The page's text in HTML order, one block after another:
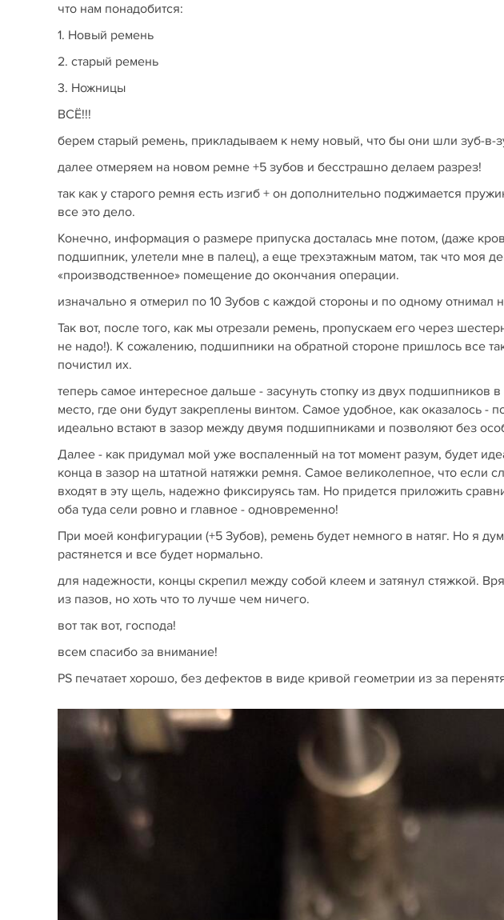
что нам понадобится:
1. Новый ремень
2. старый ремень
3. Ножницы
ВСЁ!!!
берем старый ремень, прикладываем к нему новый, что бы они шли зуб-в-
далее отмеряем на новом ремне +5 зубов и бесстрашно делаем разрез!
так как у старого ремня есть изгиб + он дополнительно поджимается
все это дело.
Конечно, информация о размере припуска досталась мне потом, (даже
подшипник, улетели мне в палец), а еще трехэтажным матом, так что моя
«производственное» помещение до окончания операции.
изначально я отмерил по 10 Зубов с каждой стороны и по одному отнимал
Так вот, после того, как мы отрезали ремень, пропускаем его через
не надо!). К сожалению, подшипники на обратной стороне пришлось все
почистил их.
теперь самое интересное дальше - засунуть стопку из двух подшипников
место, где они будут закреплены винтом. Самое удобное, как оказалось -
идеально встают в зазор между двумя подшипниками и позволяют без
Далее - как придумал мой уже воспаленный на тот момент разум, будет
конца в зазор на штатной натяжки ремня. Самое великолепное, что если
входят в эту щель, надежно фиксируясь там. Но придется приложить
оба туда сели ровно и главное - одновременно!
При моей конфигурации (+5 Зубов), ремень будет немного в натяг. Но я
растянется и все будет нормально.
для надежности, концы скрепил между собой клеем и затянул стяжкой.
из пазов, но хоть что то лучше чем ничего.
вот так вот, господа!
всем спасибо за внимание!
PS печатает хорошо, без дефектов в виде кривой геометрии из за